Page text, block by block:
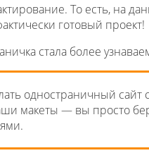
То есть, на
готовый проект!
стала более
одностраничный
макеты — вы просто